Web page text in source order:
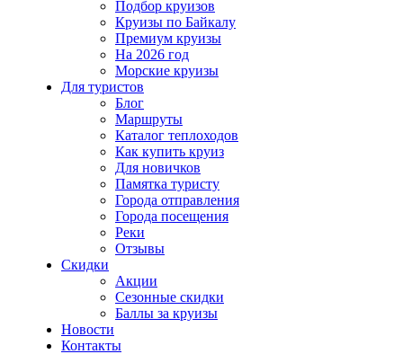
Подбор круизов
Круизы по Байкалу
Премиум круизы
На 2026 год
Морские круизы
Для туристов
Блог
Маршруты
Каталог теплоходов
Как купить круиз
Для новичков
Памятка туристу
Города отправления
Города посещения
Реки
Отзывы
Скидки
Акции
Сезонные скидки
Баллы за круизы
Новости
Контакты